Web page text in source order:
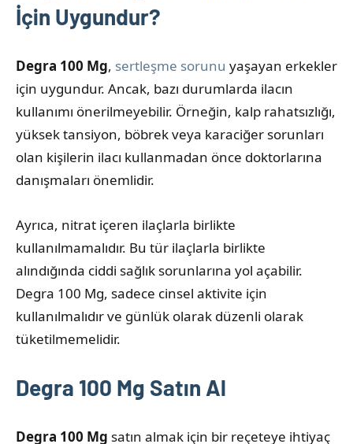
İçin Uygundur?
Degra 100 Mg, sertleşme sorunu yaşayan erkekler
için uygundur. Ancak, bazı durumlarda ilacın
kullanımı önerilmeyebilir. Örneğin, kalp rahatsızlığı,
yüksek tansiyon, böbrek veya karaciğer sorunları
olan kişilerin ilacı kullanmadan önce doktorlarına
danışmaları önemlidir.
Ayrıca, nitrat içeren ilaçlarla birlikte
kullanılmamalıdır. Bu tür ilaçlarla birlikte
alındığında ciddi sağlık sorunlarına yol açabilir.
Degra 100 Mg, sadece cinsel aktivite için
kullanılmalıdır ve günlük olarak düzenli olarak
tüketilmemelidir.
Degra 100 Mg Satın Al
Degra 100 Mg satın almak için bir reçeteye ihtiyaç